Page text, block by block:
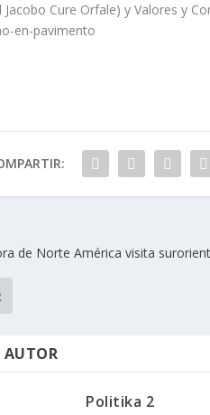
Jacobo Cure Orfale) y Valores y
de Norte América visita
AUTOR
Politika 2